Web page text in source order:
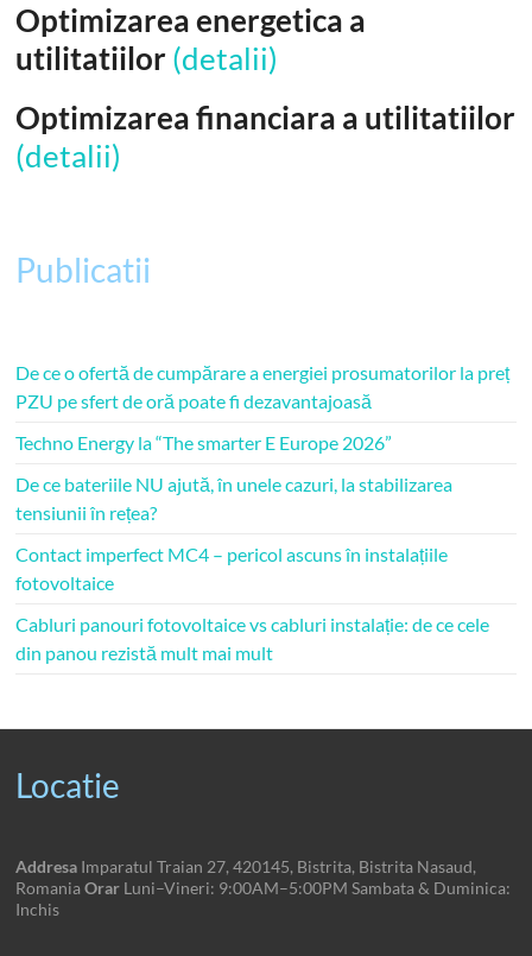
Optimizarea energetica a
utilitatiilor(detalii)
Optimizarea financiara a utilitatiilor
(detalii)
Publicatii
De ce o ofertă de cumpărare a energiei prosumatorilor la preț
PZU pe sfert de oră poate fi dezavantajoasă
Techno Energy la “The smarter E Europe 2026”
De ce bateriile NU ajută, în unele cazuri, la stabilizarea
tensiunii în rețea?
Contact imperfect MC4 – pericol ascuns în instalațiile
fotovoltaice
Cabluri panouri fotovoltaice vs cabluri instalație: de ce cele
din panou rezistă mult mai mult
Locatie
Addresa Imparatul Traian 27, 420145, Bistrita, Bistrita Nasaud,
RomaniaOrar Luni–Vineri: 9:00AM–5:00PM Sambata & Duminica:
Inchis